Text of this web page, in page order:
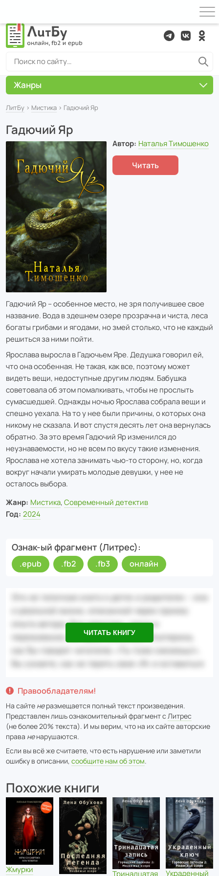
ЛитБу › Мистика › Гадючий Яр
Гадючий Яр
Автор: Наталья Тимошенко
Читать
Гадючий Яр – особенное место, не зря получившее свое
название. Вода в здешнем озере прозрачна и чиста, леса
богаты грибами и ягодами, но змей столько, что не каждый
решиться за ними пойти.
Ярослава выросла в Гадючьем Яре. Дедушка говорил ей,
что она особенная. Не такая, как все, поэтому может
видеть вещи, недоступные другим людям. Бабушка
советовала об этом помалкивать, чтобы не прослыть
сумасшедшей. Однажды ночью Ярослава собрала вещи и
спешно уехала. На то у нее были причины, о которых она
никому не сказала. И вот спустя десять лет она вернулась
обратно. За это время Гадючий Яр изменился до
неузнаваемости, но не всем по вкусу такие изменения.
Ярослава не хотела занимать чью-то сторону, но, когда
вокруг начали умирать молодые девушки, у нее не
осталось выбора.
Жанр: Мистика,Современный детектив
Год: 2024
Ознак-ый фрагмент (Литрес)
.epub .fb2 .fb3 онлайн
ЧИТАТЬ КНИГУ
Правообладателям!
На сайте неразмещается полный текст произведения.
Представлен лишь ознакомительный фрагмент с Литрес
(не более 20% текста). И мы верим, что на их сайте авторские
права ненарушаются.
Если вы всё же считаете, что есть нарушение или заметили
ошибку в описании, сообщите нам об этом.
Похожие книги
Жмурки
Тринадцатая Украденный
Жанры